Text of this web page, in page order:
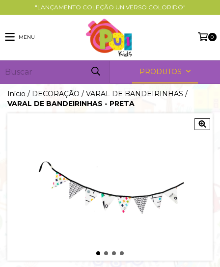
"LANÇAMENTO COLEÇÃO UNIVERSO COLORIDO"
MENU 0
PRODUTOS
Início / DECORAÇÃO / VARAL DE BANDEIRINHAS /
VARAL DE BANDEIRINHAS - PRETA